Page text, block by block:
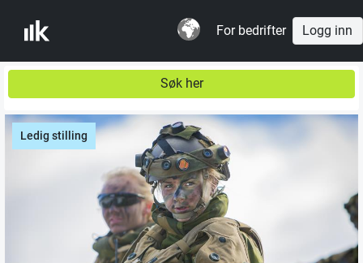
For bedrifter Logg inn
Søk her
Ledig stilling